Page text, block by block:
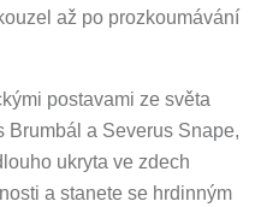
až po prozkoumávání
postavami ze světa
a Severus Snape,
ukryta ve zdech
a stanete se hrdinným